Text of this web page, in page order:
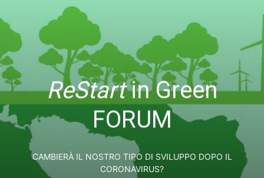
ReStartin Green
FORUM
CAMBIERÀ IL NOSTRO TIPO DI SVILUPPO DOPO IL
CORONAVIRUS?